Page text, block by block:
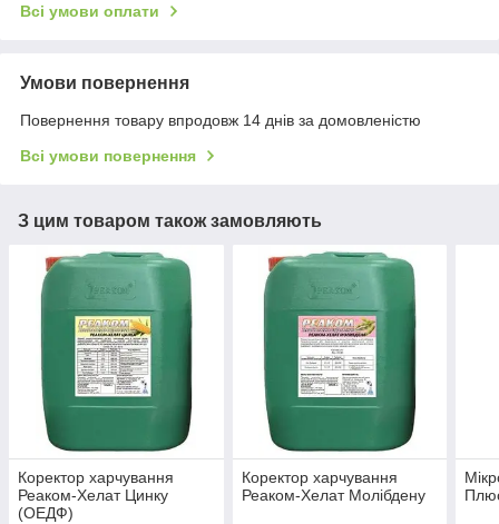
Всі умови оплати
Умови повернення
Повернення товару впродовж 14 днів за домовленістю
Всі умови повернення
З цим товаром також замовляють
Коректор харчування
Реаком-Хелат Цинку
(ОЕДФ)
Коректор харчування
Реаком-Хелат Молібдену